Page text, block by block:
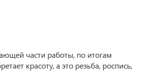
части работы, по итогам
красоту, а это резьба, роспись,